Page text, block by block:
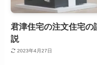
君津住宅の注文住宅
説
2023年4月27日